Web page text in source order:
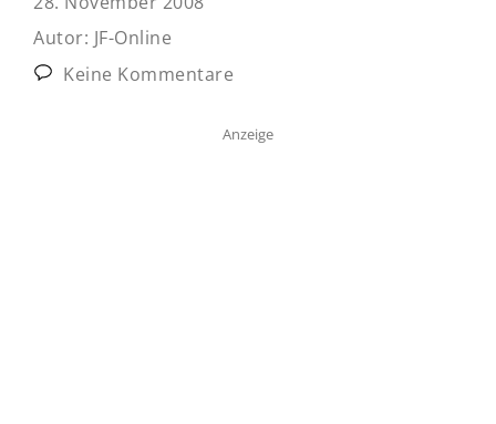
Autor: JF-Online
Keine Kommentare
Anzeige